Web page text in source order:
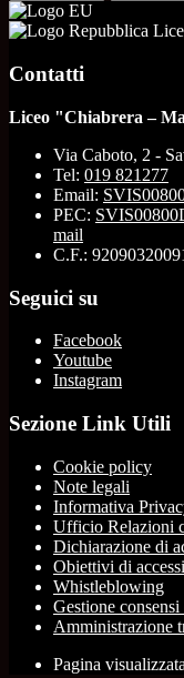
Contatti
Liceo "Chiabrera –
Via Caboto, 2 -
Tel: 019 821277
Email:
PEC:
mail
C.F.:
Seguici su
Facebook
Youtube
Instagram
Sezione Link Utili
Cookie policy
Note legali
Informativa
Ufficio Relazioni
Dichiarazione di
Obiettivi di
Whistleblowing
Gestione
Amministrazione
Pagina visualizzata